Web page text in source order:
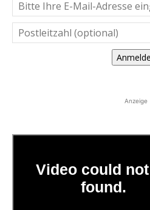
Anzeige